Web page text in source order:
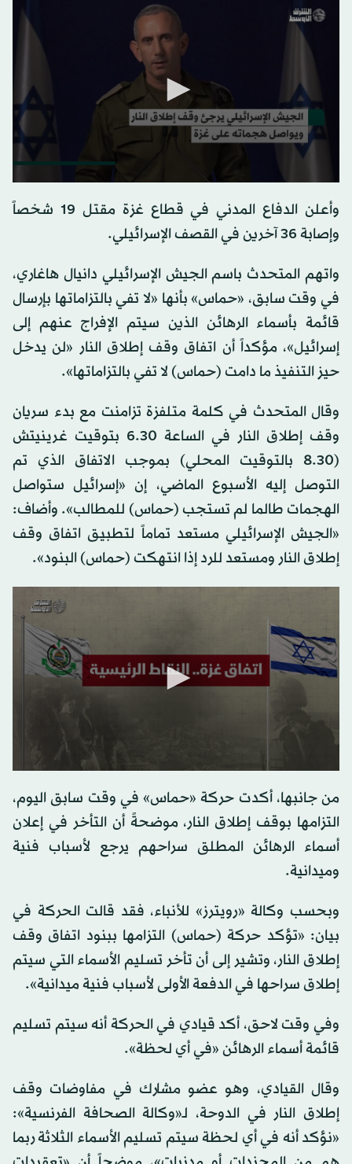
seconds
of
وأعلن الدفاع المدني في قطاع غزة مقتل 19 شخصاً
وإصابة 36 آخرين في القصف الإسرائيلي.
واتهم المتحدث باسم الجيش الإسرائيلي دانيال هاغاري،
في وقت سابق، «حماس» بأنها «لا تفي بالتزاماتها بإرسال
قائمة بأسماء الرهائن الذين سيتم الإفراج عنهم إلى
إسرائيل»، مؤكداً أن اتفاق وقف إطلاق النار «لن يدخل
حيز التنفيذ ما دامت (حماس) لا تفي بالتزاماتها».
وقال المتحدث في كلمة متلفزة تزامنت مع بدء سريان
وقف إطلاق النار في الساعة 6.30 بتوقيت غرينيتش
(8.30 بالتوقيت المحلي) بموجب الاتفاق الذي تم
التوصل إليه الأسبوع الماضي، إن «إسرائيل ستواصل
الهجمات طالما لم تستجب (حماس) للمطالب». وأضاف:
«الجيش الإسرائيلي مستعد تماماً لتطبيق اتفاق وقف
إطلاق النار ومستعد للرد إذا انتهكت (حماس) البنود».
seconds
of
seconds
من جانبها، أكدت حركة «حماس» في وقت سابق اليوم،
التزامها بوقف إطلاق النار، موضحةً أن التأخر في إعلان
أسماء الرهائن المطلق سراحهم يرجع لأسباب فنية
وميدانية.
وبحسب وكالة «رويترز» للأنباء، فقد قالت الحركة في
بيان: «تؤكد حركة (حماس) التزامها ببنود اتفاق وقف
إطلاق النار، وتشير إلى أن تأخر تسليم الأسماء التي سيتم
إطلاق سراحها في الدفعة الأولى لأسباب فنية ميدانية».
وفي وقت لاحق، أكد قيادي في الحركة أنه سيتم تسليم
قائمة أسماء الرهائن «في أي لحظة».
وقال القيادي، وهو عضو مشارك في مفاوضات وقف
إطلاق النار في الدوحة، لـ«وكالة الصحافة الفرنسية»:
«نؤكد أنه في أي لحظة سيتم تسليم الأسماء الثلاثة ربما